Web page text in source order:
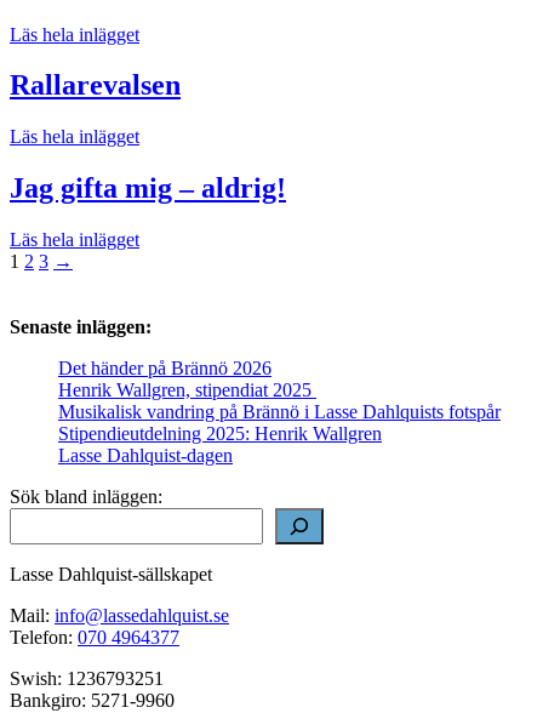
Läs hela inlägget
Rallarevalsen
Läs hela inlägget
Jag gifta mig – aldrig!
Läs hela inlägget
Sidnumrering
inlägg
1 2 3 →
Senaste inläggen:
Det händer på Brännö 2026
Henrik Wallgren, stipendiat 2025
Musikalisk vandring på Brännö i Lasse Dahlquists fotspår
Stipendieutdelning 2025: Henrik Wallgren
Lasse Dahlquist-dagen
Sök bland inläggen:
Lasse Dahlquist-sällskapet
Mail: info@lassedahlquist.se
Telefon: 070 4964377
Swish: 1236793251
Bankgiro: 5271-9960